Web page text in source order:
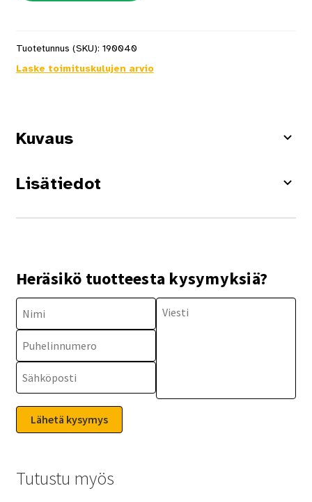
Tuotetunnus (SKU): 190040
Laske toimituskulujen arvio
Kuvaus
Lisätiedot
Heräsikö tuotteesta kysymyksiä?
Tutustu myös